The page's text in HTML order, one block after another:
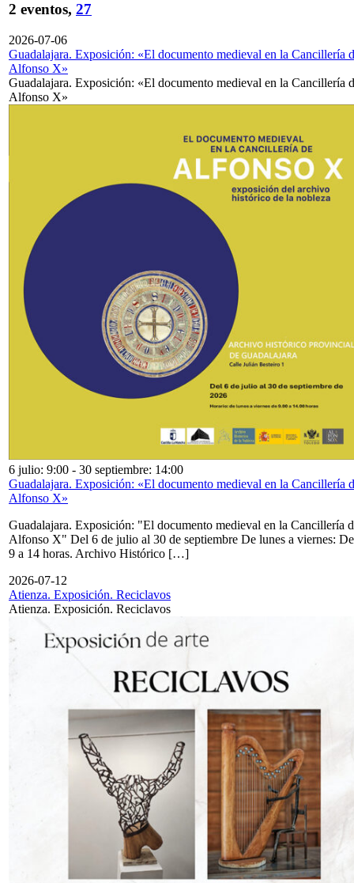
2 eventos, 27
2026-07-06
Guadalajara. Exposición: «El documento medieval en la Cancillería
Alfonso X»
Guadalajara. Exposición: «El documento medieval en la Cancillería
Alfonso X»
6 julio: 9:00 - 30 septiembre: 14:00
Guadalajara. Exposición: «El documento medieval en la Cancillería
Alfonso X»
Guadalajara. Exposición: "El documento medieval en la Cancillería
Alfonso X" Del 6 de julio al 30 de septiembre De lunes a viernes: De
9 a 14 horas. Archivo Histórico […]
2026-07-12
Atienza. Exposición. Reciclavos
Atienza. Exposición. Reciclavos